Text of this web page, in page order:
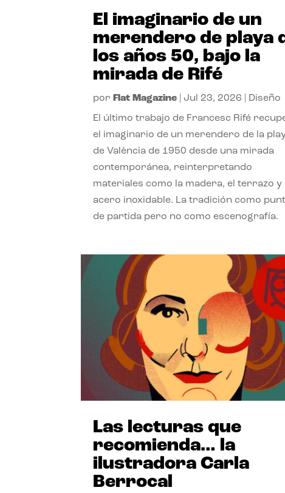
El imaginario de un
merendero de playa
los años 50, bajo la
mirada de Rifé
por Flat Magazine Jul 23, 2026 Diseño
El último trabajo de Francesc Rifé
el imaginario de un merendero de la
de València de 1950 desde una mirada
contemporánea, reinterpretando
materiales como la madera, el terrazo y
acero inoxidable. La tradición como
de partida pero no como escenografía.
Las lecturas que
recomienda… la
ilustradora Carla
Berrocal